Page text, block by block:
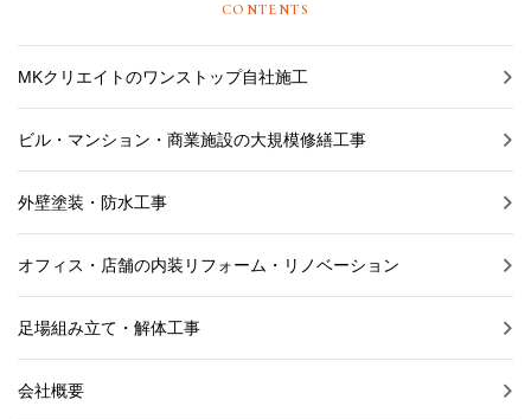
CONTENTS
MKクリエイトのワンストップ自社施工
ビル・マンション・商業施設の大規模修繕工事
外壁塗装・防水工事
オフィス・店舗の内装リフォーム・リノベーション
足場組み立て・解体工事
会社概要